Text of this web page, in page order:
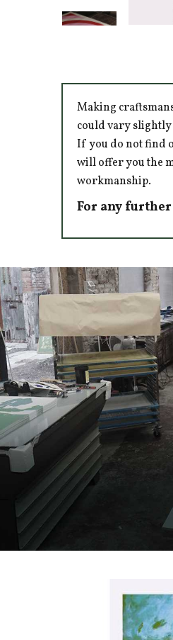
Making
could vary
If you do not find
will offer you the
workmanship.
For any